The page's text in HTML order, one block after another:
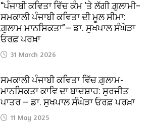
“ਪੰਜਾਬੀ ਕਵਿਤਾ ਵਿੱਚ ਕੰਮ ‘ਤੇ ਲੱਗੀ ਗ਼ੁਲਾਮੀ–
ਸਮਕਾਲੀ ਪੰਜਾਬੀ ਕਵਿਤਾ ਦੀ ਮੂਲ ਸੀਮਾ:
ਗ਼ੁਲਾਮ ਮਾਨਸਿਕਤਾ”— ਡਾ. ਸੁਖਪਾਲ ਸੰਘੇੜਾ
ਓਰਫ਼ ਪਰਖ਼ਾ
31 March 2026
ਸਮਕਾਲੀ ਪੰਜਾਬੀ ਕਵਿਤਾ ਵਿੱਚ ਗ਼ੁਲਾਮ-
ਮਾਨਸਿਕਤਾ ਕਾਵਿ ਦਾ ਬਾਦਸ਼ਾਹ: ਸੁਰਜੀਤ
ਪਾਤਰ — ਡਾ. ਸੁਖਪਾਲ ਸੰਘੇੜਾ ਓਰਫ਼ ਪਰਖ਼ਾ
11 May 2025